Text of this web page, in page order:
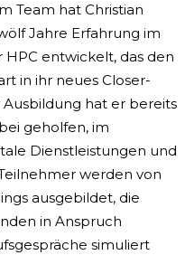
Team hat Christian
Jahre Erfahrung im
HPC entwickelt, das den
in ihr neues Closer-
hat er bereits
geholfen, im
Dienstleistungen und
werden von
ausgebildet, die
in Anspruch
simuliert